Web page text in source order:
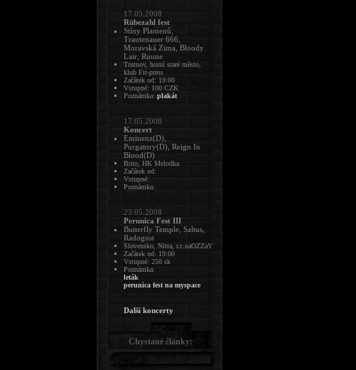
17.05.2008
Rübezahl fest
Stíny Plamenů,
Trautenauer 666,
Moravská Zima, Bloody
Lair, Ruune
Trutnov, horní staré město,
klub Fit-press
Začátek od: 19:00
Vstupné: 100 CZK
Poznámka: plakát
17.05.2008
Koncert
Eminenz(D),
Purgatory(D), Reign In
Blood(D)
Brno, HK Melodka
Začátek od:
Vstupné:
Poznámka:
23.05.2008
Perunica Fest III
Butterfly Temple, Saltus,
Radogost
Slovensko, Nitra, r.c.naOZZaY
Začátek od: 19:00
Vstupné: 250 sk
Poznámka:
leták
perunica fest na myspace
Další koncerty
Chystané články: